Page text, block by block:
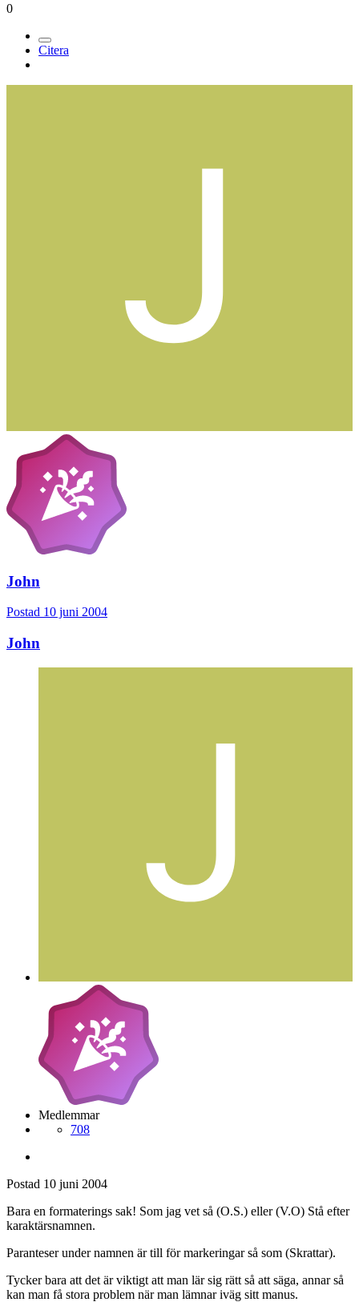
0
Citera
John
Postad 10 juni 2004
John
Medlemmar
708
Postad 10 juni 2004
Bara en formaterings sak! Som jag vet så (O.S.) eller (V.O) Stå efter
karaktärsnamnen.
Paranteser under namnen är till för markeringar så som (Skrattar).
Tycker bara att det är viktigt att man lär sig rätt så att säga, annar så
kan man få stora problem när man lämnar iväg sitt manus.